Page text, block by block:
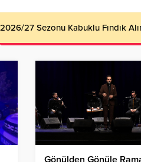
2026/27 Sezonu Kabuklu Fındık